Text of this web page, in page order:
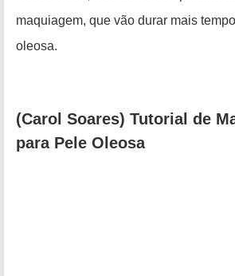
maquiagem, que vão durar mais
oleosa.
(Carol Soares) Tutorial de
para Pele Oleosa